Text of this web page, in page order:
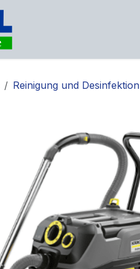
Reinigung und Desinfektion